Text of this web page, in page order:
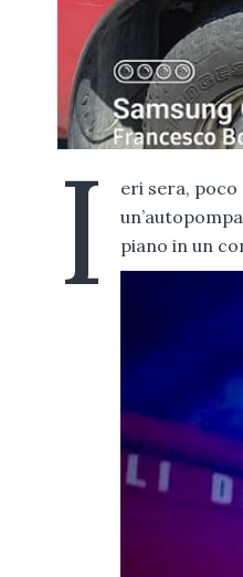
I
eri sera, poco
piano in un